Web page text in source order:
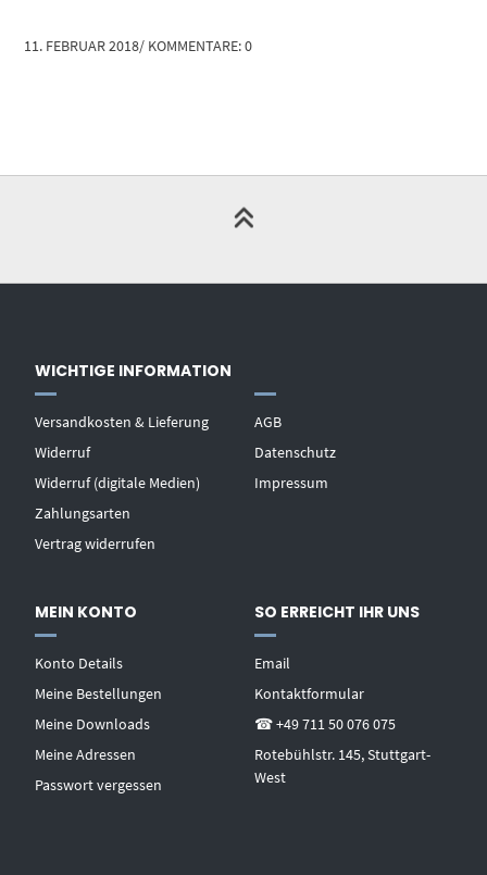
11. FEBRUAR 2018/ KOMMENTARE: 0
WICHTIGE INFORMATION
Versandkosten & Lieferung
Widerruf
Widerruf (digitale Medien)
Zahlungsarten
Vertrag widerrufen
AGB
Datenschutz
Impressum
MEIN KONTO
Konto Details
Meine Bestellungen
Meine Downloads
Meine Adressen
Passwort vergessen
SO ERREICHT IHR UNS
Email
Kontaktformular
☎ +49 711 50 076 075
Rotebühlstr. 145, Stuttgart-
West